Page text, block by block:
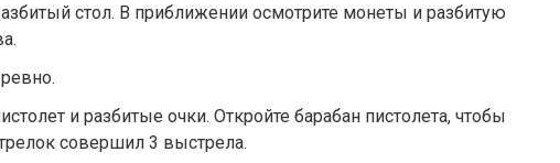
стол. В приближении осмотрите монеты и разбитую
и разбитые очки. Откройте барабан пистолета, чтобы
совершил 3 выстрела.